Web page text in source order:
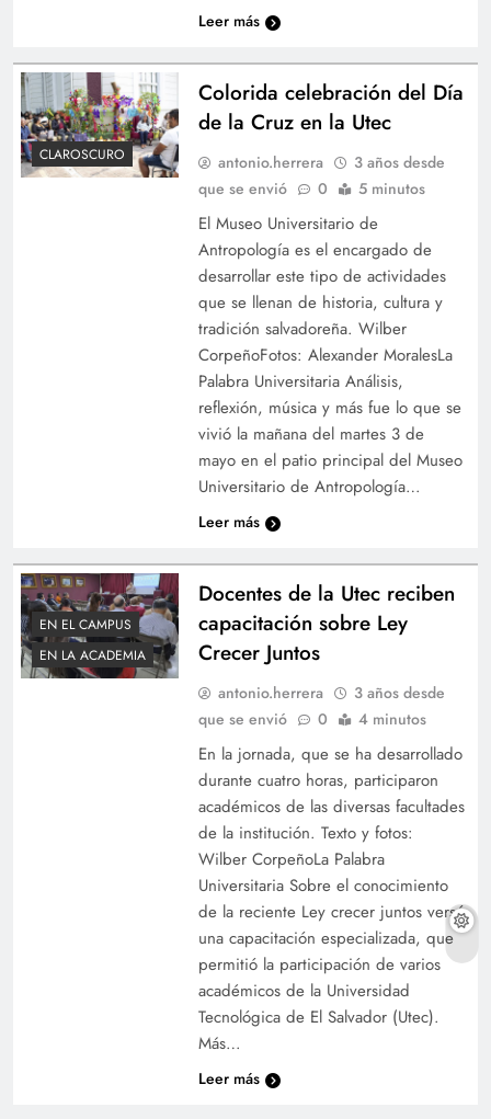
Leer más
CLAROSCURO
Colorida celebración del Día
de la Cruz en la Utec
antonio.herrera
3 años desde
que se envió
0 5 minutos
El Museo Universitario de
Antropología es el encargado de
desarrollar este tipo de actividades
que se llenan de historia, cultura y
tradición salvadoreña. Wilber
CorpeñoFotos: Alexander MoralesLa
Palabra Universitaria Análisis,
reflexión, música y más fue lo que se
vivió la mañana del martes 3 de
mayo en el patio principal del Museo
Universitario de Antropología…
Leer más
EN EL CAMPUS
EN LA ACADEMIA
Docentes de la Utec reciben
capacitación sobre Ley
Crecer Juntos
antonio.herrera
3 años desde
que se envió
0 4 minutos
En la jornada, que se ha desarrollado
durante cuatro horas, participaron
académicos de las diversas facultades
de la institución. Texto y fotos:
Wilber CorpeñoLa Palabra
Universitaria Sobre el conocimiento
de la reciente Ley crecer juntos versó
una capacitación especializada, que
permitió la participación de varios
académicos de la Universidad
Tecnológica de El Salvador (Utec).
Más…
Leer más